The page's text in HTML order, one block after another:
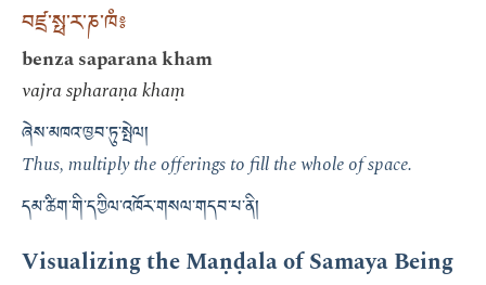
བཛྲ་སྥ་ར་ཎ་ཁཾ༔
benza saparana kham
vajra spharaṇa khaṃ
ཞེས་མཁའ་ཁྱབ་ཏུ་སྤེལ།
Thus, multiply the offerings to fill the whole of space.
དམ་ཚིག་གི་དཀྱིལ་འཁོར་གསལ་གདབ་པ་ནི།
Visualizing the Maṇḍala of Samaya Being